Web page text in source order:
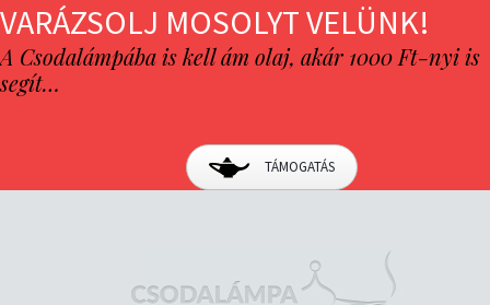
VARÁZSOLJ MOSOLYT VELÜNK!
A Csodalámpába is kell ám olaj, akár 1000 Ft-nyi is
segít…
TÁMOGATÁS